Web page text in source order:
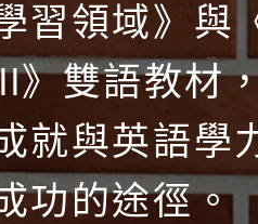
習領域》與
雙語教材
就與英語學
功的途徑。